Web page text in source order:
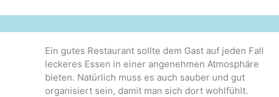
Ein gutes Restaurant sollte dem Gast auf jeden Fall
leckeres Essen in einer angenehmen Atmosphäre
bieten. Natürlich muss es auch sauber und gut
organisiert sein, damit man sich dort wohlfühlt.